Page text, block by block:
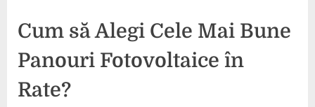
Cum să Alegi Cele Mai Bune
Panouri Fotovoltaice în
Rate?